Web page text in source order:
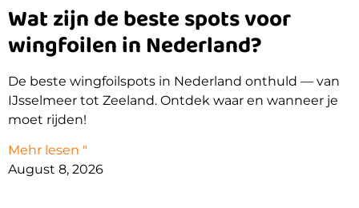
Wat zijn de beste spots voor
wingfoilen in Nederland?
De beste wingfoilspots in Nederland onthuld — van
IJsselmeer tot Zeeland. Ontdek waar en wanneer je
moet rijden!
Mehr lesen "
August 8, 2026